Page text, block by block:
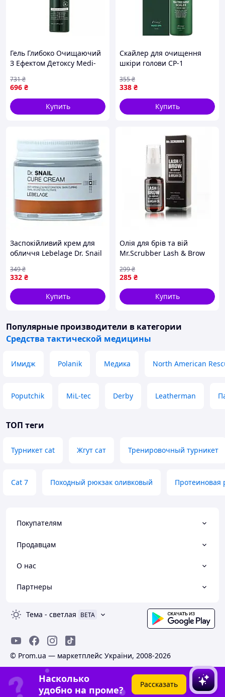
Гель Глибоко Очищаючий
З Ефектом Детоксу Medi-
150ml
696 ₴
731₴
Купить
Скайлер для очищення
шкіри голови CP-1
MINT SCALER 120ml
338 ₴
355₴
Купить
Заспокійливий крем для
обличчя Lebelage Dr. Snail
332 ₴
349₴
Купить
Олія для брів та вій
Mr.Scrubber Lash & Brow
285 ₴
299₴
Купить
Популярные производители в категории
Средства тактической медицины
Имидж Polanik Медика North American
Poputchik MiL-tec Derby Leatherman
ТОП теги
Турникет cat Жгут сат Тренировочный турникет
Cat 7 Походный рюкзак оливковый Протеиновая
Покупателям
Продавцам
О нас
Партнеры
Тема - светлая BETA
© Prom.ua — маркетплейс України, 2008-2026
Насколько
удобно на проме?
Рассказать